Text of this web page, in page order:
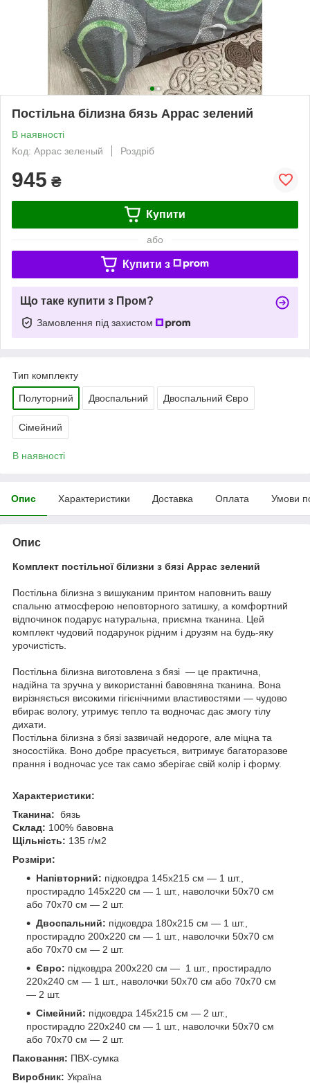
Постільна білизна бязь Аррас зелений
В наявності
Код: Аррас зеленый
Роздріб
945 ₴
Купити
або
Купити з
Що таке купити з Пром?
Замовлення під захистом
Тип комплекту
Полуторний Двоспальний Двоспальний Євро
Сімейний
В наявності
Опис Характеристики Доставка Оплата Умови
Опис
Комплект постільної білизни з бязі Аррас зелений
Постільна білизна з вишуканим принтом наповнить вашу
спальню атмосферою неповторного затишку, а комфортний
відпочинок подарує натуральна, приємна тканина. Цей
комплект чудовий подарунок рідним і друзям на будь-яку
урочистість.
Постільна білизна виготовлена з бязі — це практична,
надійна та зручна у використанні бавовняна тканина. Вона
вирізняється високими гігієнічними властивостями — чудово
вбирає вологу, утримує тепло та водночас дає змогу тілу
дихати.
Постільна білизна з бязі зазвичай недороге, але міцна та
зносостійка. Воно добре прасується, витримує багаторазове
прання і водночас усе так само зберігає свій колір і форму.
Характеристики:
Тканина: бязь
Склад: 100% бавовна
Щільність: 135 г/м2
Розміри:
Напівторний: підковдра 145х215 см — 1 шт.,
простирадло 145х220 см — 1 шт., наволочки 50х70 см
або 70х70 см — 2 шт.
Двоспальний: підковдра 180х215 см — 1 шт.,
простирадло 200х220 см — 1 шт., наволочки 50х70 см
або 70х70 см — 2 шт.
Євро: підковдра 200х220 см — 1 шт., простирадло
220х240 см — 1 шт., наволочки 50х70 см або 70х70 см
— 2 шт.
Сімейний: підковдра 145х215 см — 2 шт.,
простирадло 220х240 см — 1 шт., наволочки 50х70 см
або 70х70 см — 2 шт.
Паковання: ПВХ-сумка
Виробник: Україна